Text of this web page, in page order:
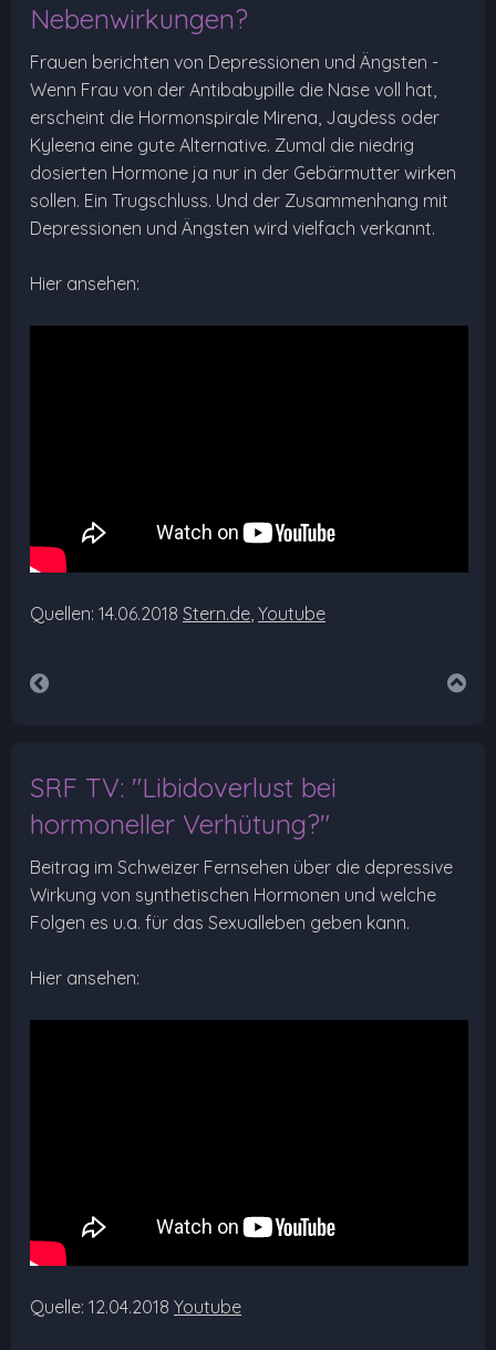
Nebenwirkungen?
Frauen berichten von Depressionen und Ängsten -
Wenn Frau von der Antibabypille die Nase voll hat,
erscheint die Hormonspirale Mirena, Jaydess oder
Kyleena eine gute Alternative. Zumal die niedrig
dosierten Hormone ja nur in der Gebärmutter wirken
sollen. Ein Trugschluss. Und der Zusammenhang mit
Depressionen und Ängsten wird vielfach verkannt.
Hier ansehen:
Quellen: 14.06.2018 Stern.de Youtube
SRF TV: "Libidoverlust bei
hormoneller Verhütung?"
Beitrag im Schweizer Fernsehen über die depressive
Wirkung von synthetischen Hormonen und welche
Folgen es u.a. für das Sexualleben geben kann.
Hier ansehen:
Quelle: 12.04.2018 Youtube